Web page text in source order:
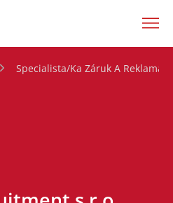
Specialista/Ka Záruk A